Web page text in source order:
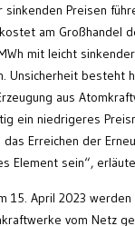
Preisen
am Großhandel
mit leicht
Unsicherheit besteht
aus
ein niedrigeres
Erreichen der
Element sein“,
15. April 2023
vom Netz